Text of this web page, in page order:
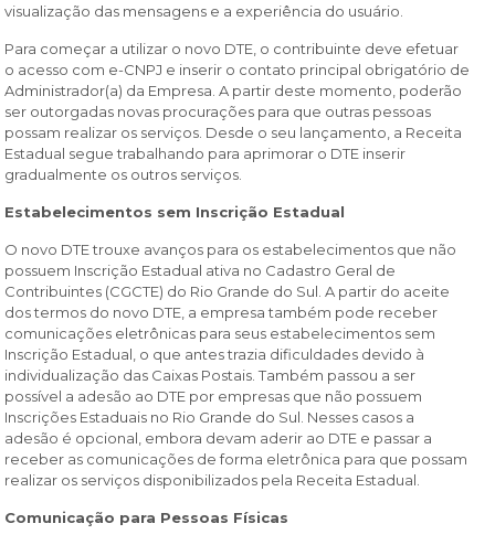
visualização das mensagens e a experiência do usuário.
Para começar a utilizar o novo DTE, o contribuinte deve efetuar
o acesso com e-CNPJ e inserir o contato principal obrigatório de
Administrador(a) da Empresa. A partir deste momento, poderão
ser outorgadas novas procurações para que outras pessoas
possam realizar os serviços. Desde o seu lançamento, a Receita
Estadual segue trabalhando para aprimorar o DTE inserir
gradualmente os outros serviços.
Estabelecimentos sem Inscrição Estadual
O novo DTE trouxe avanços para os estabelecimentos que não
possuem Inscrição Estadual ativa no Cadastro Geral de
Contribuintes (CGCTE) do Rio Grande do Sul. A partir do aceite
dos termos do novo DTE, a empresa também pode receber
comunicações eletrônicas para seus estabelecimentos sem
Inscrição Estadual, o que antes trazia dificuldades devido à
individualização das Caixas Postais. Também passou a ser
possível a adesão ao DTE por empresas que não possuem
Inscrições Estaduais no Rio Grande do Sul. Nesses casos a
adesão é opcional, embora devam aderir ao DTE e passar a
receber as comunicações de forma eletrônica para que possam
realizar os serviços disponibilizados pela Receita Estadual.
Comunicação para Pessoas Físicas